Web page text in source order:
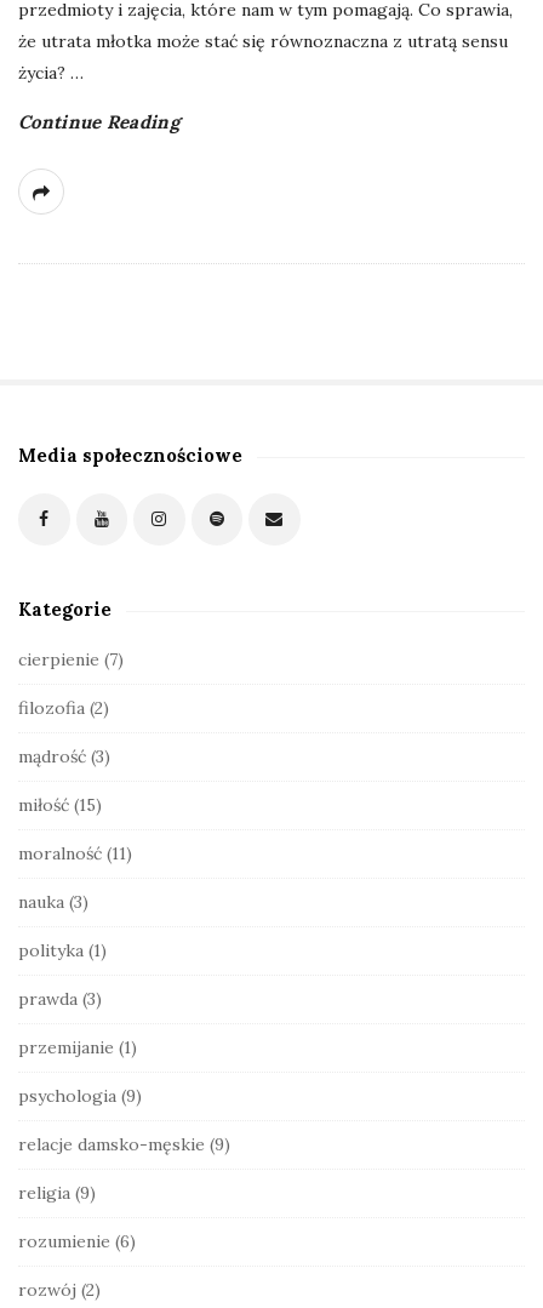
przedmioty i zajęcia, które nam w tym pomagają. Co sprawia,
że utrata młotka może stać się równoznaczna z utratą sensu
życia? …
Continue Reading
S
i
d
b
a
Media społecznościowe
Kategorie
cierpienie (7)
filozofia (2)
mądrość (3)
miłość (15)
moralność (11)
nauka (3)
polityka (1)
prawda (3)
przemijanie (1)
psychologia (9)
relacje damsko-męskie (9)
religia (9)
rozumienie (6)
rozwój (2)